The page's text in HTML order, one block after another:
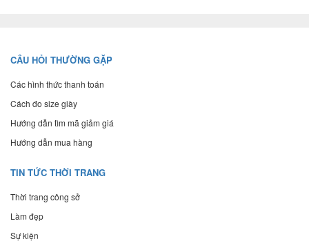
CÂU HỎI THƯỜNG GẶP
Các hình thức thanh toán
Cách đo size giày
Hướng dẫn tìm mã giảm giá
Hướng dẫn mua hàng
TIN TỨC THỜI TRANG
Thời trang công sở
Làm đẹp
Sự kiện